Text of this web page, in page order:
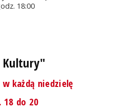
18:00
Kultury"
każdą niedzielę
18 do 20